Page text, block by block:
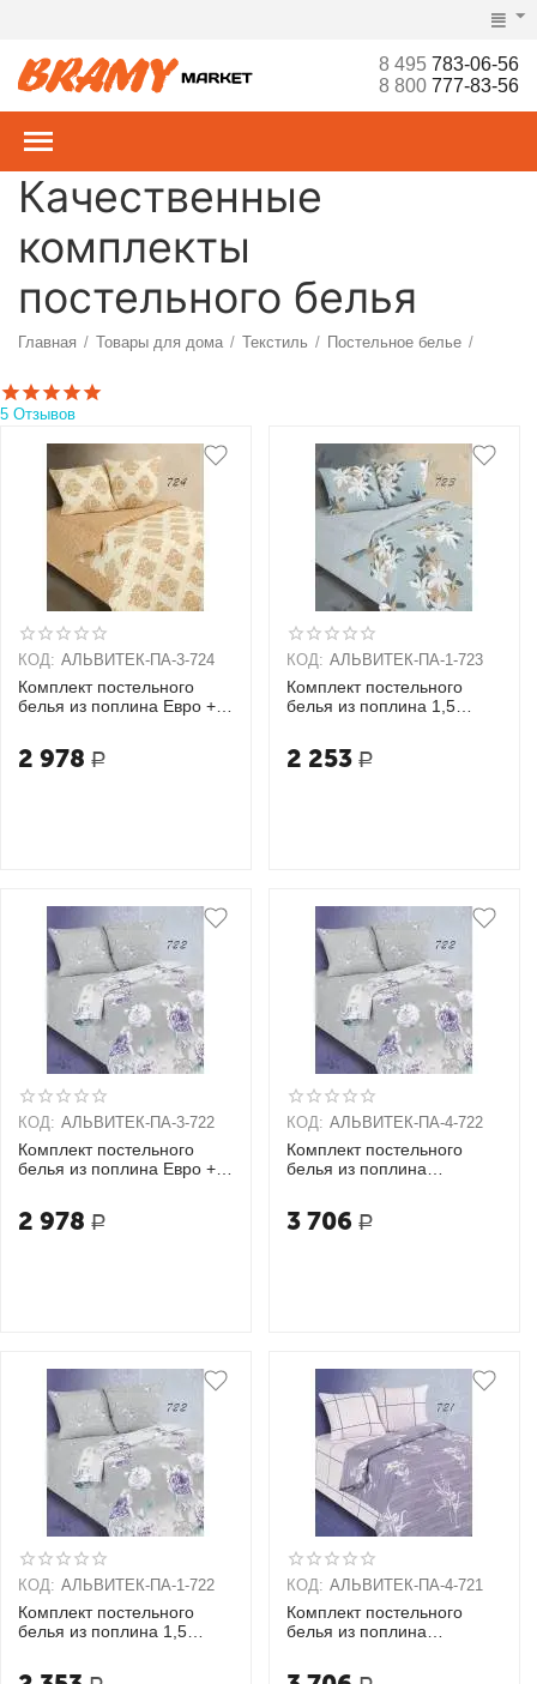
8 495783-06-56
8 800777-83-56
Качественные
комплекты
постельного белья
Главная / Товары для дома / Текстиль / Постельное белье /
Комплекты
5 Отзывов
КОД: АЛЬВИТЕК-ПA-3-724
Комплект постельного
белья из поплина Евро + 2
2 978 Р
КОД: АЛЬВИТЕК-ПA-1-723
Комплект постельного
белья из поплина 1,5
2 253 Р
КОД: АЛЬВИТЕК-ПA-3-722
Комплект постельного
белья из поплина Евро + 2
2 978 Р
КОД: АЛЬВИТЕК-ПA-4-722
Комплект постельного
белья из поплина
3 706 Р
КОД: АЛЬВИТЕК-ПA-1-722
Комплект постельного
белья из поплина 1,5
КОД: АЛЬВИТЕК-ПA-4-721
Комплект постельного
белья из поплина